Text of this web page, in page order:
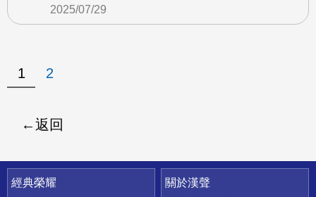
2025/07/29
1 2
返回
快速連結
經典榮耀
關於漢聲